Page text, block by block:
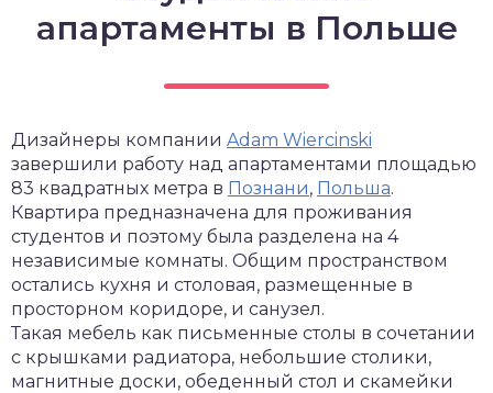
апартаменты в Польше
Дизайнеры компании Adam Wiercinski
завершили работу над апартаментами площадью
83 квадратных метра в Познани, Польша.
Квартира предназначена для проживания
студентов и поэтому была разделена на 4
независимые комнаты. Общим пространством
остались кухня и столовая, размещенные в
просторном коридоре, и санузел.
Такая мебель как письменные столы в сочетании
с крышками радиатора, небольшие столики,
магнитные доски, обеденный стол и скамейки